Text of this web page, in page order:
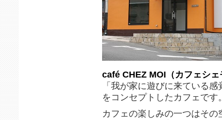
café CHEZ MOI（カフェシェ
「我が家に遊びに来ている
をコンセプトしたカフェです
カフェの楽しみの一つはその